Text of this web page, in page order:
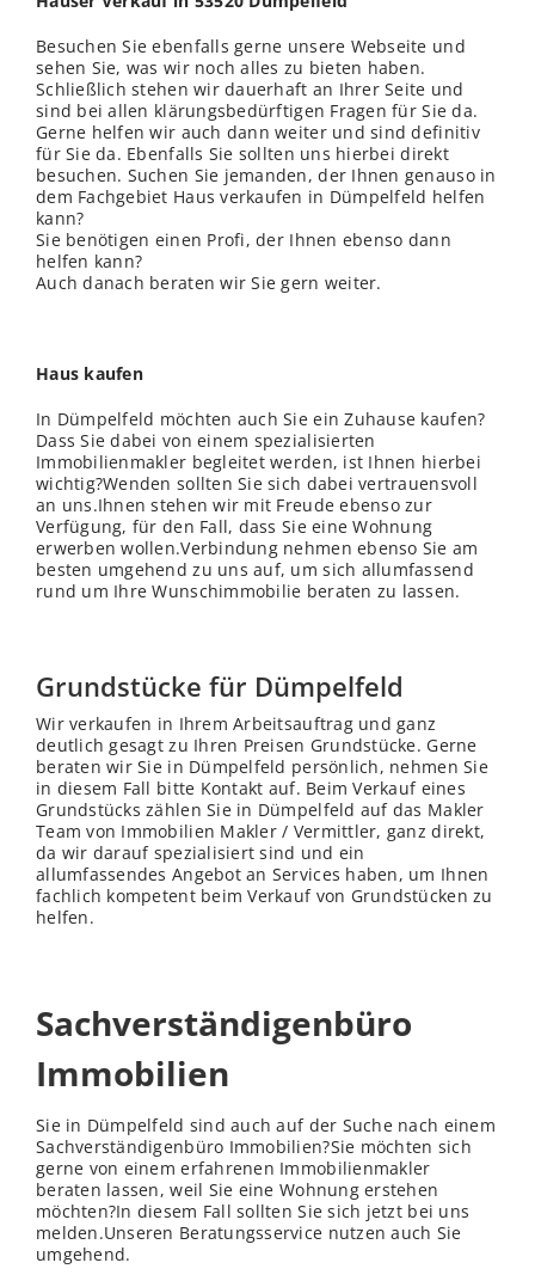
Besuchen Sie ebenfalls gerne unsere Webseite und
sehen Sie, was wir noch alles zu bieten haben.
Schließlich stehen wir dauerhaft an Ihrer Seite und
sind bei allen klärungsbedürftigen Fragen für Sie da.
Gerne helfen wir auch dann weiter und sind definitiv
für Sie da. Ebenfalls Sie sollten uns hierbei direkt
besuchen. Suchen Sie jemanden, der Ihnen genauso in
dem Fachgebiet Haus verkaufen in Dümpelfeld helfen
kann?
Sie benötigen einen Profi, der Ihnen ebenso dann
helfen kann?
Auch danach beraten wir Sie gern weiter.
Haus kaufen
In Dümpelfeld möchten auch Sie ein Zuhause kaufen?
Dass Sie dabei von einem spezialisierten
Immobilienmakler begleitet werden, ist Ihnen hierbei
wichtig?Wenden sollten Sie sich dabei vertrauensvoll
an uns.Ihnen stehen wir mit Freude ebenso zur
Verfügung, für den Fall, dass Sie eine Wohnung
erwerben wollen.Verbindung nehmen ebenso Sie am
besten umgehend zu uns auf, um sich allumfassend
rund um Ihre Wunschimmobilie beraten zu lassen.
Grundstücke für Dümpelfeld
Wir verkaufen in Ihrem Arbeitsauftrag und ganz
deutlich gesagt zu Ihren Preisen Grundstücke. Gerne
beraten wir Sie in Dümpelfeld persönlich, nehmen Sie
in diesem Fall bitte Kontakt auf. Beim Verkauf eines
Grundstücks zählen Sie in Dümpelfeld auf das Makler
Team von Immobilien Makler / Vermittler, ganz direkt,
da wir darauf spezialisiert sind und ein
allumfassendes Angebot an Services haben, um Ihnen
fachlich kompetent beim Verkauf von Grundstücken zu
helfen.
Sachverständigenbüro
Immobilien
Sie in Dümpelfeld sind auch auf der Suche nach einem
Sachverständigenbüro Immobilien?Sie möchten sich
gerne von einem erfahrenen Immobilienmakler
beraten lassen, weil Sie eine Wohnung erstehen
möchten?In diesem Fall sollten Sie sich jetzt bei uns
melden.Unseren Beratungsservice nutzen auch Sie
umgehend.